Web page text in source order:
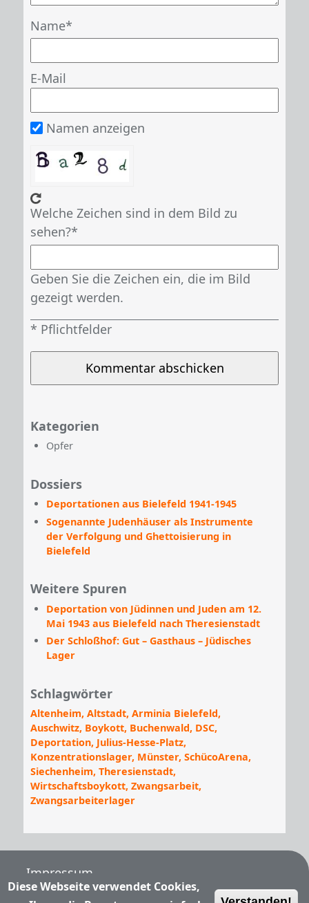
Name
E-Mail
Namen anzeigen
Welche Zeichen sind in dem Bild zu
sehen?
Geben Sie die Zeichen ein, die im Bild
gezeigt werden.
Kategorien
Opfer
Dossiers
Deportationen aus Bielefeld 1941-1945
Sogenannte Judenhäuser als Instrumente
der Verfolgung und Ghettoisierung in
Bielefeld
Weitere Spuren
Deportation von Jüdinnen und Juden am 12.
Mai 1943 aus Bielefeld nach Theresienstadt
Der Schloßhof: Gut – Gasthaus – Jüdisches
Lager
Schlagwörter
Altenheim Altstadt Arminia Bielefeld
Auschwitz Boykott Buchenwald DSC
Deportation Julius-Hesse-Platz
Konzentrationslager Münster SchücoArena
Siechenheim Theresienstadt
Wirtschaftsboykott Zwangsarbeit
Zwangsarbeiterlager
Fußzeile
Impressum
Diese Webseite verwendet Cookies,